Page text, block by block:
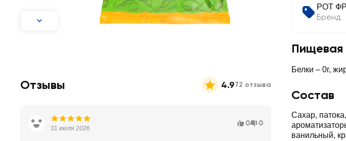
РОТ
Бренд
Пищевая
Белки – 0г,
Состав
Сахар,
ванильный,
Отзывы 4.972 отзыва
31 июля 2026
0 0